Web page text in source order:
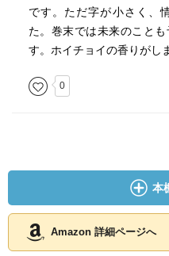
です。ただ字が小さく、
た。巻末では未来のこと
す。ホイチョイの香りがし
0
本
Amazon 詳細ページへ